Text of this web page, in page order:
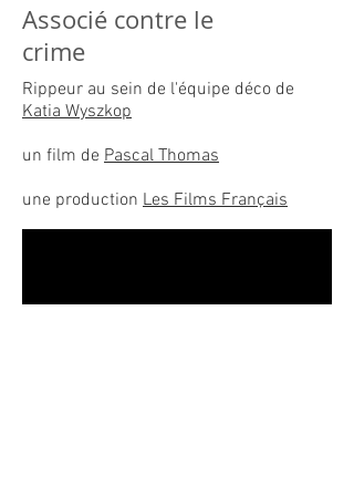
Rippeur au sein de l'équipe déco de
Katia Wyszkop
un film de Pascal Thomas
une production Les Films Français
Associé contre le
crime